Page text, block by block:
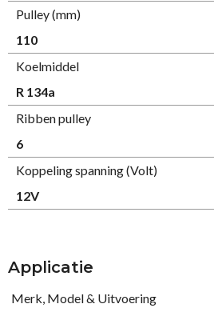
Pulley (mm)
110
Koelmiddel
R 134a
Ribben pulley
6
Koppeling spanning (Volt)
12V
Applicatie
Merk, Model & Uitvoering